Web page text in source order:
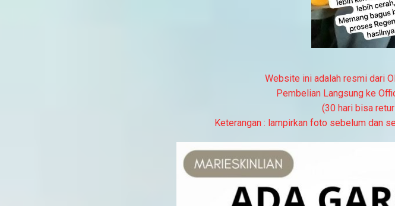
Website ini adalah resmi dari
Pembelian Langsung ke
(30 hari bisa
Keterangan : lampirkan foto sebelum dan